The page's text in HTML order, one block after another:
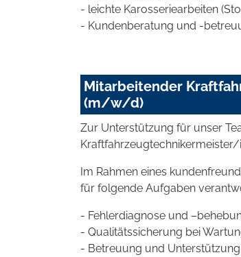
- leichte Karosseriearbeiten
- Kundenberatung und -
Mitarbeitender
(m/w/d)
Zur Unterstützung für unser
Im Rahmen eines
für folgende Aufgaben
- Fehlerdiagnose und
- Qualitätssicherung bei
- Betreuung und